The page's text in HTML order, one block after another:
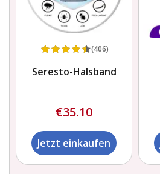
(406)
Seresto-Halsband
€35.10
Jetzt einkaufen